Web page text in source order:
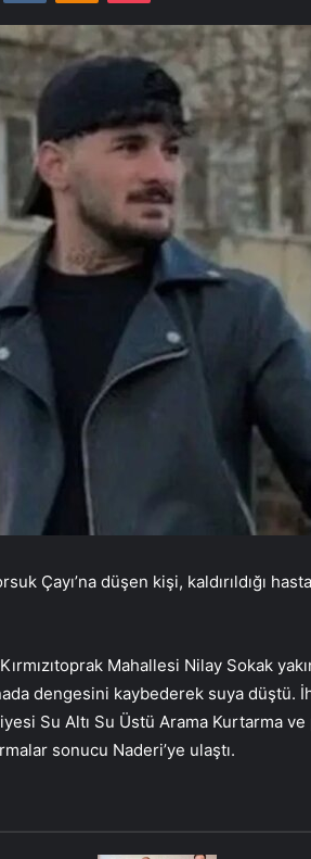
Çayı’na düşen kişi, kaldırıldığı
Mahallesi Nilay Sokak
dengesini kaybederek suya düştü.
Su Altı Su Üstü Arama Kurtarma
sonucu Naderi’ye ulaştı.